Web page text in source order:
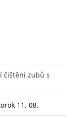
čištění zubů s
11. 08.